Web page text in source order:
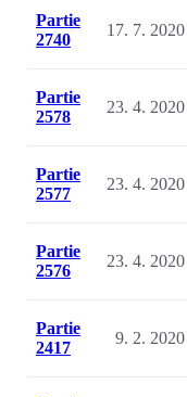
Partie
2740
17. 7. 2020
Partie
2578
23. 4. 2020
Partie
2577
23. 4. 2020
Partie
2576
23. 4. 2020
Partie
2417
9. 2. 2020